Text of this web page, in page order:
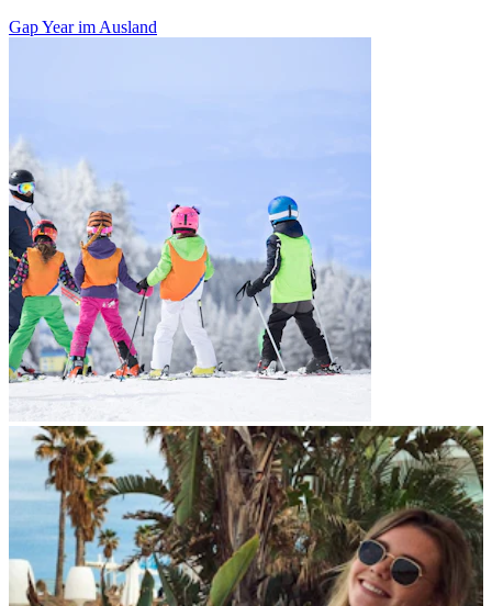
Gap Year im Ausland